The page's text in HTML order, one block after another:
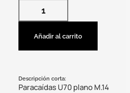
Añadir al carrito
Descripción corta:
Paracaídas U70 plano M.14